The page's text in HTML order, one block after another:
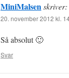
MiniMalsenskriver:
20. november 2012 kl.
Så absolut 🙂
Svar